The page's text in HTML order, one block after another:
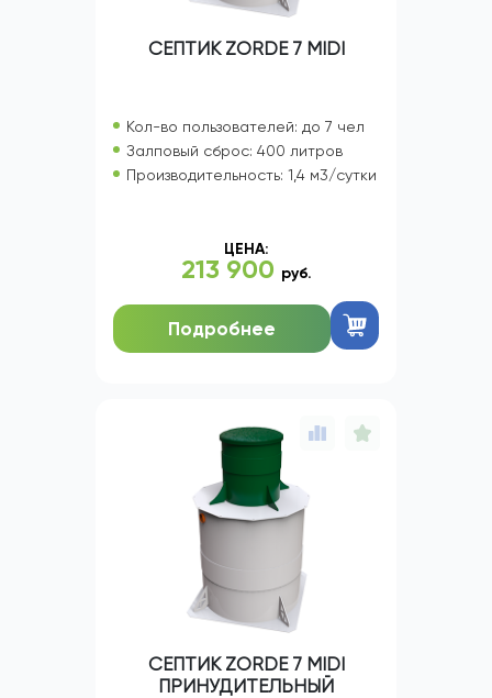
СЕПТИК ZORDE 7 MIDI
Кол-во пользователей: до 7 чел
Залповый сброс: 400 литров
Производительность: 1,4 м3/сутки
ЦЕНА:
213 900 руб.
Подробнее
СЕПТИК ZORDE 7 MIDI
ПРИНУДИТЕЛЬНЫЙ